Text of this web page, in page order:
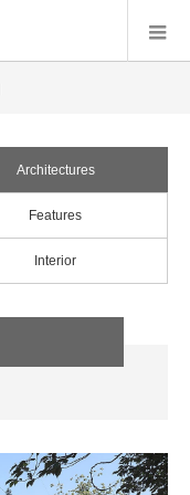
Architectures
Features
Interior